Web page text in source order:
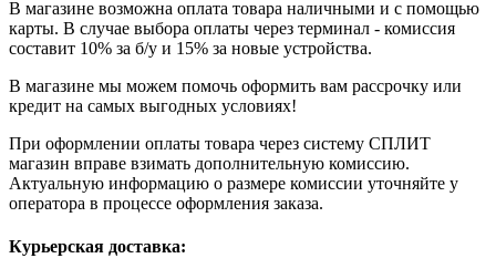
В магазине возможна оплата товара наличными и с помощью
карты. В случае выбора оплаты через терминал - комиссия
составит 10% за б/у и 15% за новые устройства.
В магазине мы можем помочь оформить вам рассрочку или
кредит на самых выгодных условиях!
При оформлении оплаты товара через систему СПЛИТ
магазин вправе взимать дополнительную комиссию.
Актуальную информацию о размере комиссии уточняйте у
оператора в процессе оформления заказа.
Курьерская доставка: